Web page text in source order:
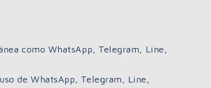
como WhatsApp, Telegram, Line,
de WhatsApp, Telegram, Line,